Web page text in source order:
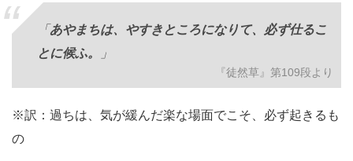
「 あやまちは、やすきところになりて、必ず仕るこ
とに候ふ。
」
『徒然草』第109段より
※訳：過ちは、気が緩んだ楽な場面でこそ、必ず起きるも
の